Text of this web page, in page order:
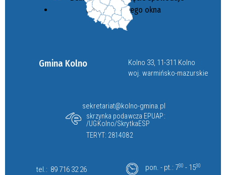
Gmina Kolno
Kolno 33, 11-311 Kolno
woj. warmińsko-mazurskie
sekretariat@kolno-gmina.pl
skrzynka podawcza EPUAP:
/UGKolno/SkrytkaESP
TERYT: 2814082
tel.: 89 716 32 26 pon. - pt.: 730 - 1530